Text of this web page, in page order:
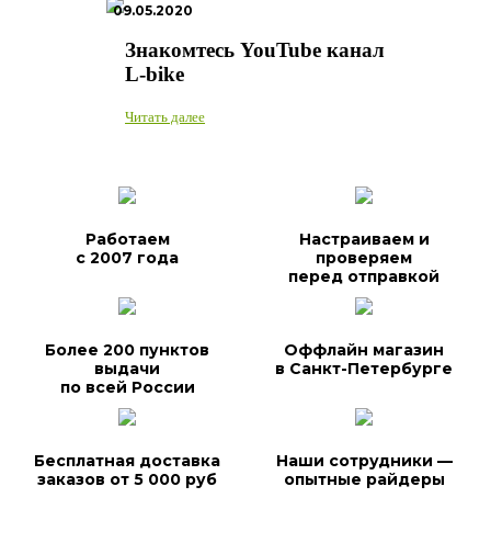
09.05.2020
Знакомтесь YouTube канал
L-bike
Читать далее
Работаем
с 2007 года
Настраиваем и
проверяем
перед отправкой
Более 200 пунктов
выдачи
по всей России
Оффлайн магазин
в Санкт-Петербурге
Бесплатная доставка
заказов от 5 000 руб
Наши сотрудники —
опытные райдеры